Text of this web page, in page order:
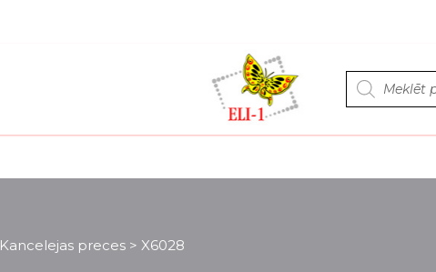
Products
search
Kancelejas preces > X6028